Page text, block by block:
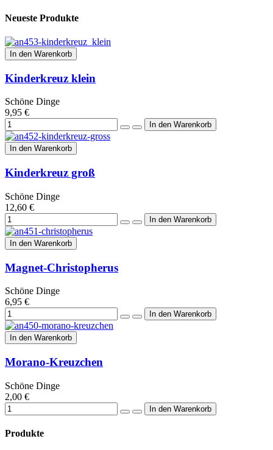
Neueste Produkte
In den Warenkorb
Kinderkreuz klein
Schöne Dinge
9,95 €
In den Warenkorb
Kinderkreuz groß
Schöne Dinge
12,60 €
In den Warenkorb
Magnet-Christopherus
Schöne Dinge
6,95 €
In den Warenkorb
Morano-Kreuzchen
Schöne Dinge
2,00 €
Produkte